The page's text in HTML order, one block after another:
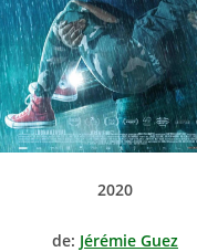
2020
de: Jérémie Guez